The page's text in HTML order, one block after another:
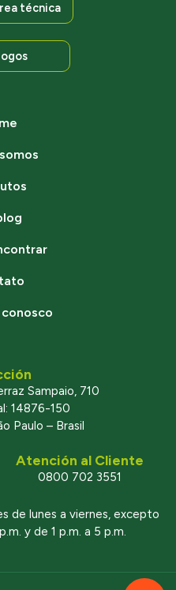
técnica
Sampaio, 710
14876-150
Paulo – Brasil
Atención al Cliente
0800 702 3551
de lunes a viernes, excepto
y de 1 p.m. a 5 p.m.